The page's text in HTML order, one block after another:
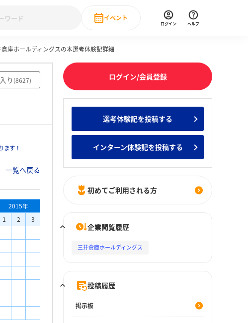
みんなの新卒就職人気企業ランキング みんなのインターン人気企業ランキ
28卒 IT・DX現場社員インタビュー
イベント
直近のイベント一覧
ログイン ヘルプ
庫ホールディングスの本選考体験記詳細
り (8627)
ます！
一覧へ戻る
2015年
1 2
3
ログイン/会員登録
選考体験記を投稿する
インターン体験記を投稿する
初めてご利用される方
企業閲覧履歴
三井倉庫ホールディングス
投稿履歴
掲示板